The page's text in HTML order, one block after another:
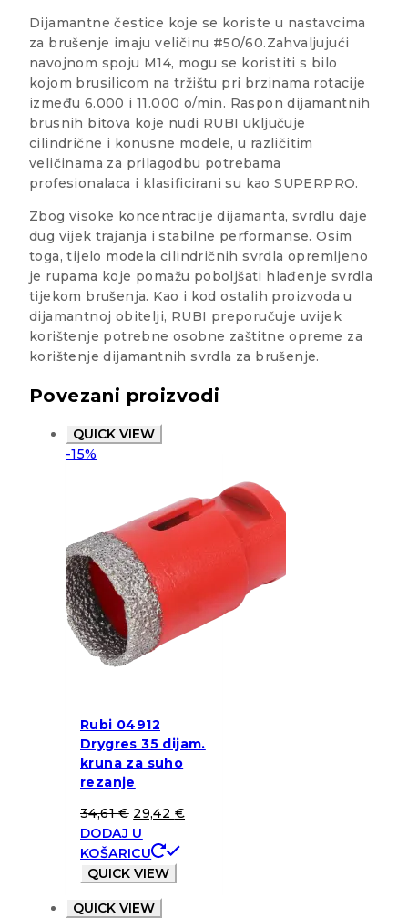
Dijamantne čestice koje se koriste u nastavcima
za brušenje imaju veličinu #50/60.Zahvaljujući
navojnom spoju M14, mogu se koristiti s bilo
kojom brusilicom na tržištu pri brzinama rotacije
između 6.000 i 11.000 o/min. Raspon dijamantnih
brusnih bitova koje nudi RUBI uključuje
cilindrične i konusne modele, u različitim
veličinama za prilagodbu potrebama
profesionalaca i klasificirani su kao SUPERPRO.
Zbog visoke koncentracije dijamanta, svrdlu daje
dug vijek trajanja i stabilne performanse. Osim
toga, tijelo modela cilindričnih svrdla opremljeno
je rupama koje pomažu poboljšati hlađenje svrdla
tijekom brušenja. Kao i kod ostalih proizvoda u
dijamantnoj obitelji, RUBI preporučuje uvijek
korištenje potrebne osobne zaštitne opreme za
korištenje dijamantnih svrdla za brušenje.
Povezani proizvodi
QUICK VIEW
-15%
Rubi 04912
Drygres 35 dijam.
kruna za suho
rezanje
34,61€ 29,42 €
DODAJ U
KOŠARICU
QUICK VIEW
QUICK VIEW